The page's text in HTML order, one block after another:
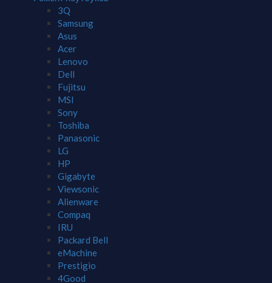
3Q
Samsung
Asus
Acer
Lenovo
Dell
Fujitsu
MSI
Sony
Toshiba
Panasonic
LG
HP
Gigabyte
Viewsonic
Alienware
Compaq
IRU
Packard Bell
eMachine
Prestigio
4Good